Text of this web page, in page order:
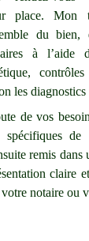
place. Mon
du
à l’aide
les diagnostics
de vos
spécifiques
remis dans
claire
notaire ou